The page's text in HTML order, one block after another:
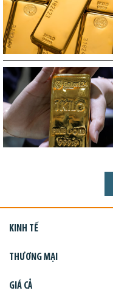
KINH TẾ
THƯƠNG MẠI
GIÁ CẢ